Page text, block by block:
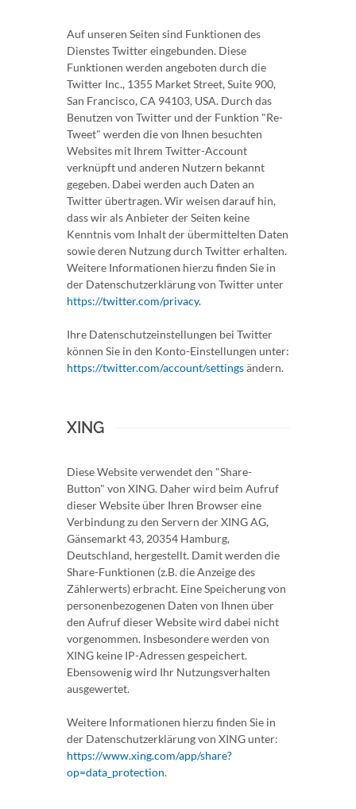
Auf unseren Seiten sind Funktionen des
Dienstes Twitter eingebunden. Diese
Funktionen werden angeboten durch die
Twitter Inc., 1355 Market Street, Suite 900,
San Francisco, CA 94103, USA. Durch das
Benutzen von Twitter und der Funktion "Re-
Tweet" werden die von Ihnen besuchten
Websites mit Ihrem Twitter-Account
verknüpft und anderen Nutzern bekannt
gegeben. Dabei werden auch Daten an
Twitter übertragen. Wir weisen darauf hin,
dass wir als Anbieter der Seiten keine
Kenntnis vom Inhalt der übermittelten Daten
sowie deren Nutzung durch Twitter erhalten.
Weitere Informationen hierzu finden Sie in
der Datenschutzerklärung von Twitter unter
https://twitter.com/privacy.
Ihre Datenschutzeinstellungen bei Twitter
können Sie in den Konto-Einstellungen unter:
https://twitter.com/account/settingsändern.
XING
Diese Website verwendet den "Share-
Button" von XING. Daher wird beim Aufruf
dieser Website über Ihren Browser eine
Verbindung zu den Servern der XING AG,
Gänsemarkt 43, 20354 Hamburg,
Deutschland, hergestellt. Damit werden die
Share-Funktionen (z.B. die Anzeige des
Zählerwerts) erbracht. Eine Speicherung von
personenbezogenen Daten von Ihnen über
den Aufruf dieser Website wird dabei nicht
vorgenommen. Insbesondere werden von
XING keine IP-Adressen gespeichert.
Ebensowenig wird Ihr Nutzungsverhalten
ausgewertet.
Weitere Informationen hierzu finden Sie in
der Datenschutzerklärung von XING unter:
https://www.xing.com/app/share?
op=data_protection.